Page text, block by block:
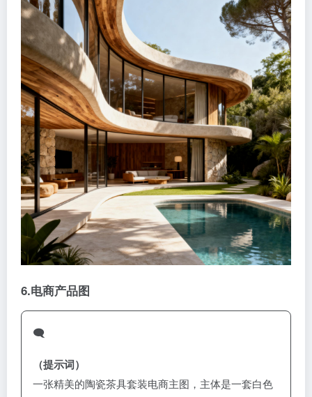
6.电商产品图
🗨️
（提示词）
一张精美的陶瓷茶具套装电商主图，主体是一套白色